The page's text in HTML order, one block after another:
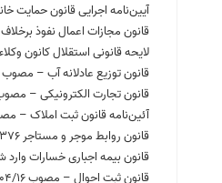
آیین‌نامه اجرایی قانون حمایت
قانون توزیع عادلانه آب – مصوب 1361/12/16
قانون تجارت الکترونیکی – مصوب 1382/
آئین‌نامه قانون ثبت املاک – مصوب 1317/
قانون روابط موجر و مستاجر 1376 – مصوب 1376/05/26
قانون ثبت احوال – مصوب 1355/04/16